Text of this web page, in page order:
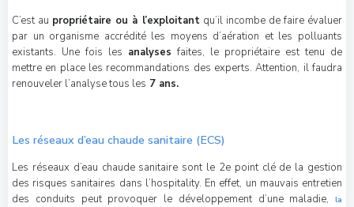
C’est au propriétaire ou à l’exploitantqu’il incombe de faire évaluer
par un organisme accrédité les moyens d’aération et les polluants
existants. Une fois les analyses faites, le propriétaire est tenu de
mettre en place les recommandations des experts. Attention, il faudra
renouveler l’analyse tous les 7 ans.
Les réseaux d’eau chaude sanitaire (ECS)
Les réseaux d’eau chaude sanitaire sont le 2e point clé de la gestion
des risques sanitaires dans l’hospitality. En effet, un mauvais entretien
des conduits peut provoquer le développement d’une maladie,
la